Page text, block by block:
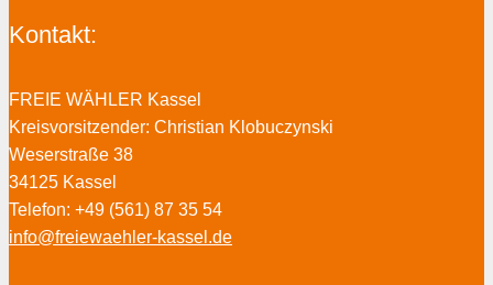
Kontakt:
FREIE WÄHLER Kassel
Kreisvorsitzender: Christian Klobuczynski
Weserstraße 38
34125 Kassel
Telefon: +49 (561) 87 35 54
info@freiewaehler-kassel.de